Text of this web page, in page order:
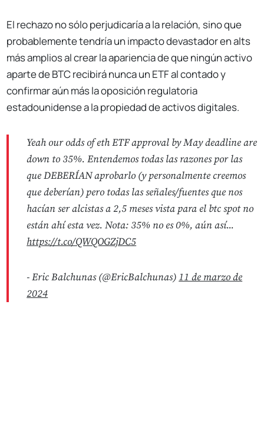
El rechazo no sólo perjudicaría a la relación, sino que
probablemente tendría un impacto devastador en alts
más amplios al crear la apariencia de que ningún activo
aparte de BTC recibirá nunca un ETF al contado y
confirmar aún más la oposición regulatoria
estadounidense a la propiedad de activos digitales.
Yeah our odds of eth ETF approval by May deadline are
down to 35%. Entendemos todas las razones por las
que DEBERÍAN aprobarlo (y personalmente creemos
que deberían) pero todas las señales/fuentes que nos
hacían ser alcistas a 2,5 meses vista para el btc spot no
están ahí esta vez. Nota: 35% no es 0%, aún así...
https://t.co/QWQOGZjDC5
- Eric Balchunas (@EricBalchunas) 11 de marzo de
2024